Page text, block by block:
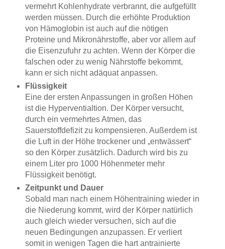
vermehrt Kohlenhydrate verbrannt, die aufgefüllt
werden müssen. Durch die erhöhte Produktion
von Hämoglobin ist auch auf die nötigen
Proteine und Mikronährstoffe, aber vor allem auf
die Eisenzufuhr zu achten. Wenn der Körper die
falschen oder zu wenig Nährstoffe bekommt,
kann er sich nicht adäquat anpassen.
Flüssigkeit
Eine der ersten Anpassungen in großen Höhen
ist die Hyperventialtion. Der Körper versucht,
durch ein vermehrtes Atmen, das
Sauerstoffdefizit zu kompensieren. Außerdem ist
die Luft in der Höhe trockener und „entwässert“
so den Körper zusätzlich. Dadurch wird bis zu
einem Liter pro 1000 Höhenmeter mehr
Flüssigkeit benötigt.
Zeitpunkt und Dauer
Sobald man nach einem Höhentraining wieder in
die Niederung kommt, wird der Körper natürlich
auch gleich wieder versuchen, sich auf die
neuen Bedingungen anzupassen. Er verliert
somit in wenigen Tagen die hart antrainierte